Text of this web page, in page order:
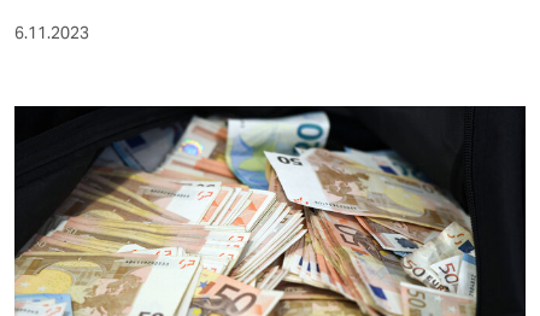
6.11.2023